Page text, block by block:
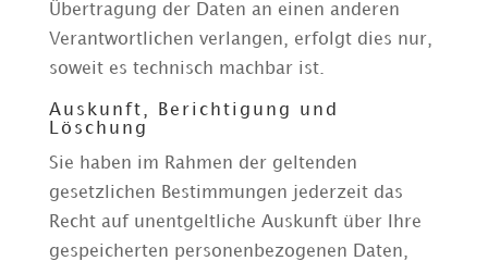
Übertragung der Daten an einen anderen
Verantwortlichen verlangen, erfolgt dies nur,
soweit es technisch machbar ist.
Auskunft, Berichtigung und
Löschung
Sie haben im Rahmen der geltenden
gesetzlichen Bestimmungen jederzeit das
Recht auf unentgeltliche Auskunft über Ihre
gespeicherten personenbezogenen Daten,